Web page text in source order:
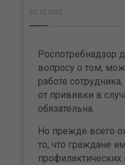
20.10.2020
Роспотребнадзор
вопросу о том,
работе
от прививки в
обязательна.
Но прежде всего
то, что граждане
профилактических